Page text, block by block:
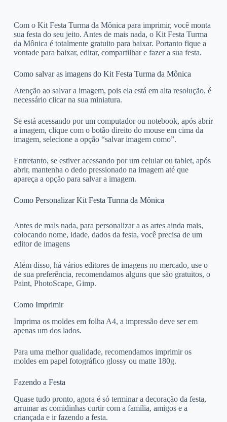
Com o Kit Festa Turma da Mônica para imprimir, você monta
sua festa do seu jeito. Antes de mais nada, o Kit Festa Turma
da Mônica é totalmente gratuito para baixar. Portanto fique a
vontade para baixar, editar, compartilhar e fazer a sua festa.
Como salvar as imagens do Kit Festa Turma da Mônica
Atenção ao salvar a imagem, pois ela está em alta resolução, é
necessário clicar na sua miniatura.
Se está acessando por um computador ou notebook, após abrir
a imagem, clique com o botão direito do mouse em cima da
imagem, selecione a opção “salvar imagem como”.
Entretanto, se estiver acessando por um celular ou tablet, após
abrir, mantenha o dedo pressionado na imagem até que
apareça a opção para salvar a imagem.
Como Personalizar Kit Festa Turma da Mônica
Antes de mais nada, para personalizar a as artes ainda mais,
colocando nome, idade, dados da festa, você precisa de um
editor de imagens
Além disso, há vários editores de imagens no mercado, use o
de sua preferência, recomendamos alguns que são gratuitos, o
Paint, PhotoScape, Gimp.
Como Imprimir
Imprima os moldes em folha A4, a impressão deve ser em
apenas um dos lados.
Para uma melhor qualidade, recomendamos imprimir os
moldes em papel fotográfico glossy ou matte 180g.
Fazendo a Festa
Quase tudo pronto, agora é só terminar a decoração da festa,
arrumar as comidinhas curtir com a família, amigos e a
criançada e ir fazendo a festa.